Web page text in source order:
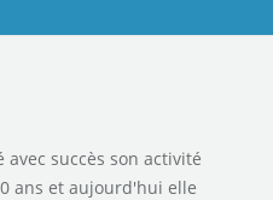
succès son activité
ans et aujourd'hui elle